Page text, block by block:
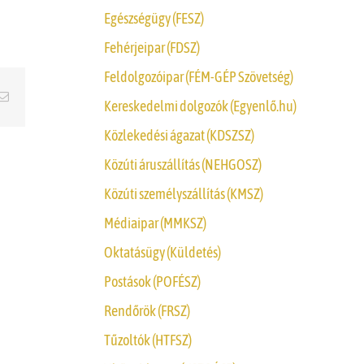
Email
Egészségügy (FESZ)
Fehérjeipar (FDSZ)
Feldolgozóipar (FÉM-GÉP Szövetség)
Kereskedelmi dolgozók (Egyenlő.hu)
Közlekedési ágazat (KDSZSZ)
Közúti áruszállítás (NEHGOSZ)
Közúti személyszállítás (KMSZ)
Médiaipar (MMKSZ)
Oktatásügy (Küldetés)
Postások (POFÉSZ)
Rendőrök (FRSZ)
Tűzoltók (HTFSZ)